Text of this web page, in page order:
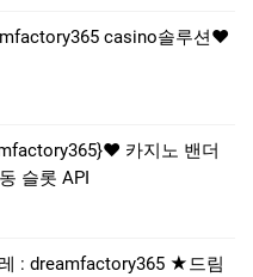
casino솔루션❤️
카지노 밴더
슬롯 API
: dreamfactory365 ★드림